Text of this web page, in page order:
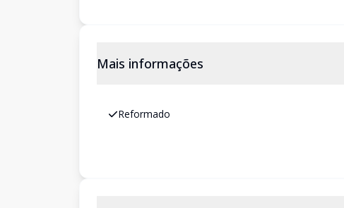
Mais informações
Reformado